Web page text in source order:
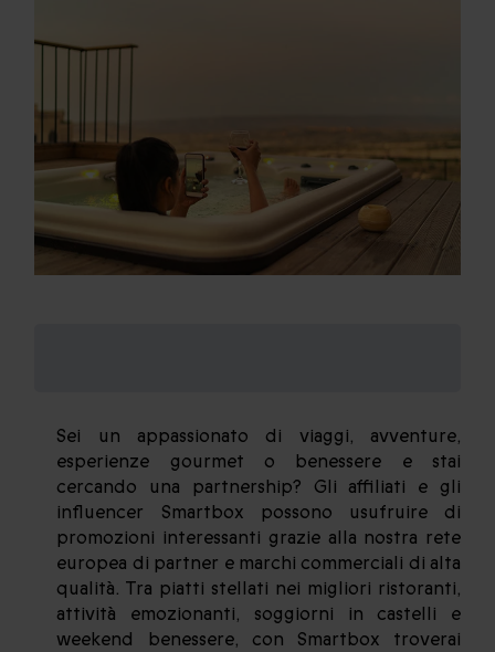
Sei un appassionato di viaggi, avventure,
esperienze gourmet o benessere e stai
cercando una partnership? Gli affiliati e gli
influencer Smartbox possono usufruire di
promozioni interessanti grazie alla nostra rete
europea di partner e marchi commerciali di alta
qualità. Tra piatti stellati nei migliori ristoranti,
attività emozionanti, soggiorni in castelli e
weekend benessere, con Smartbox troverai